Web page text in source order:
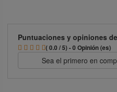
Puntuaciones y opiniones
( 0.0 / 5) - 0 Opinión (es)
Sea el primero en